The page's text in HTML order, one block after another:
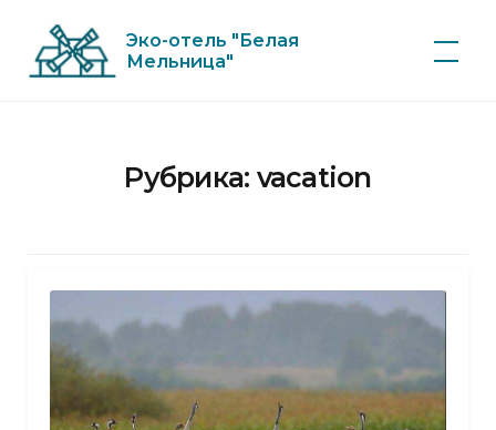
content
Эко-отель "Белая
Мельница"
Рубрика: vacation